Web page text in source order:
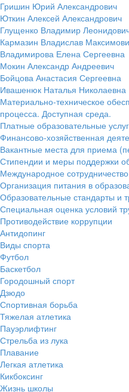
Гришин Юрий Александрович
Юткин Алексей Александрович
Глущенко Владимир
Кармазин Владислав
Владимирова Елена Сергеевна
Мокин Александр Андреевич
Бойцова Анастасия Сергеевна
Ивашенюк Наталья Николаевна
Материально-техническое
процесса. Доступная среда.
Платные образовательные
Финансово-хозяйственная
Вакантные места для приема
Стипендии и меры поддержки
Международное сотрудничество
Организация питания в
Образовательные стандарты и
Специальная оценка условий
Противодействие коррупции
Антидопинг
Виды спорта
Футбол
Баскетбол
Городошный спорт
Дзюдо
Спортивная борьба
Тяжелая атлетика
Пауэрлифтинг
Стрельба из лука
Плавание
Легкая атлетика
Кикбоксинг
Жизнь школы